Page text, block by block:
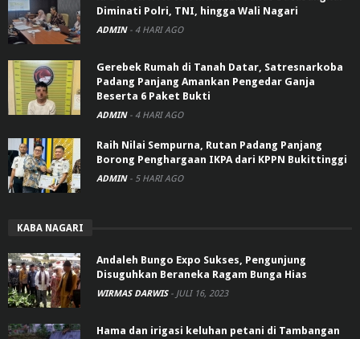
Diminati Polri, TNI, hingga Wali Nagari
ADMIN - 4 HARI AGO
Gerebek Rumah di Tanah Datar, Satresnarkoba
Padang Panjang Amankan Pengedar Ganja
Beserta 6 Paket Bukti
ADMIN - 4 HARI AGO
Raih Nilai Sempurna, Rutan Padang Panjang
Borong Penghargaan IKPA dari KPPN Bukittinggi
ADMIN - 5 HARI AGO
KABA NAGARI
Andaleh Bungo Expo Sukses, Pengunjung
Disuguhkan Beraneka Ragam Bunga Hias
WIRMAS DARWIS - JULI 16, 2023
Hama dan irigasi keluhan petani di Tambangan